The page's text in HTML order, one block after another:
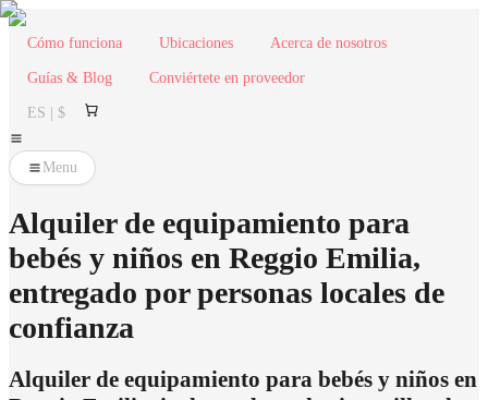
Cómo funciona Ubicaciones Acerca de nosotros
Guías & Blog Conviértete en proveedor
ES | $
Menu
Alquiler de equipamiento para
bebés y niños en Reggio Emilia,
entregado por personas locales de
confianza
Alquiler de equipamiento para bebés y niños en